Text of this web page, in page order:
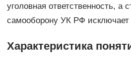
уголовная ответственность, а
самооборону УК РФ исключает
Характеристика